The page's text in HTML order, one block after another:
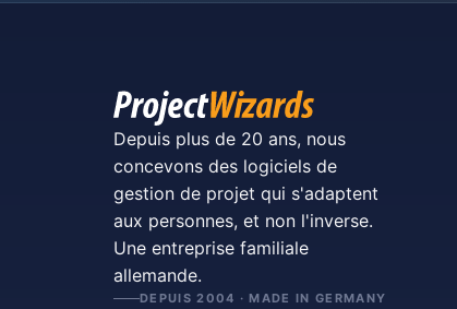
Depuis plus de 20 ans, nous
concevons des logiciels de
gestion de projet qui s'adaptent
aux personnes, et non l'inverse.
Une entreprise familiale
allemande.
DEPUIS 2004 · MADE IN GERMANY